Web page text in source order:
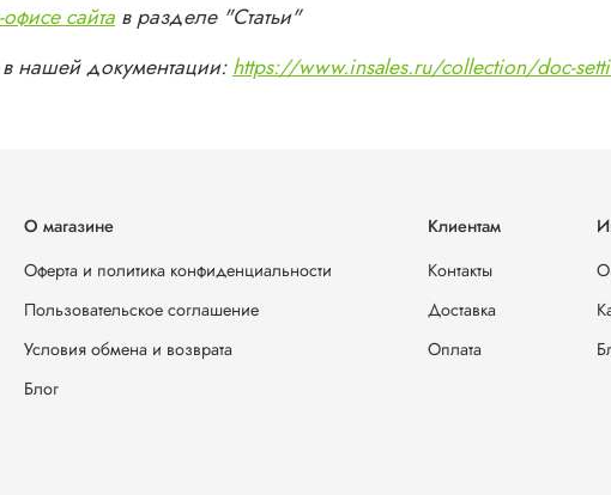
сайта в разделе "Статьи"
нашей документации:https://www.insales.ru/collection/doc-
О магазине
Оферта и политика конфиденциальности
Пользовательское соглашение
Условия обмена и возврата
Блог
Клиентам
Контакты
Доставка
Оплата
О